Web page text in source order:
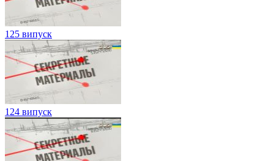
125 випуск
124 випуск